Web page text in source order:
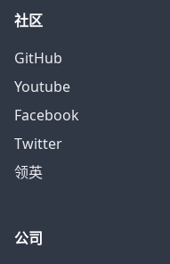
社区
GitHub
Youtube
Facebook
Twitter
领英
公司